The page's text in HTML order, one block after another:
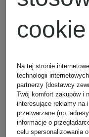
cookie
Na tej stronie
technologii
partnerzy (dostawcy
Twój komfort zakupów i
interesujące reklamy na
przetwarzane (np.
informacje o
celu spersonalizowania